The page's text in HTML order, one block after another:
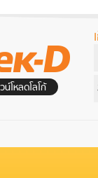
น์โหลดโลโก้